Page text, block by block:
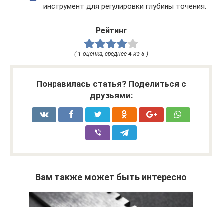
инструмент для регулировки глубины точения.
Рейтинг
( 1 оценка, среднее 4из 5)
Понравилась статья? Поделиться с
друзьями:
Вам также может быть интересно